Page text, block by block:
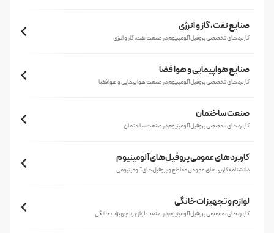
صنایع نفت، گاز و انرژی
کاربردهای تخصصی پروفیل آلومینیوم در صنعت نفت، گاز و انرژی
صنایع هواپیمایی و هوا فضا
کاربردهای تخصصی پروفیل آلومینیوم در صنعت هواپیمایی و هوا فضا
صنعت ساختمان
کاربردهای تخصصی پروفیل آلومینیوم در صنعت ساختمان
کاربردهای عمومی پروفیل‌های آلومینیوم
دانشنامه کاربردهای عمومی مقاطع و پروفیل‌های آلومینیومی
لوازم و تجهیزات خانگی
کاربردهای تخصصی پروفیل آلومینیوم در صنعت لوازم و تجهیزات خانگی